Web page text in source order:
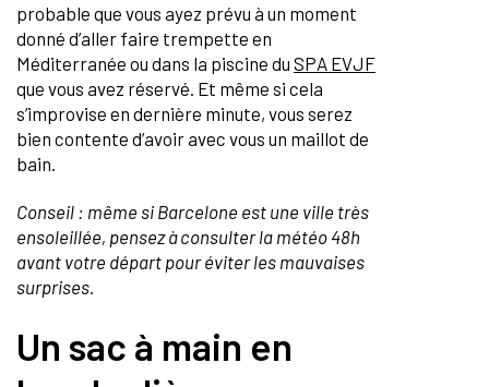
probable que vous ayez prévu à un moment
donné d’aller faire trempette en
Méditerranée ou dans la piscine du SPA EVJF
que vous avez réservé. Et même si cela
s’improvise en dernière minute, vous serez
bien contente d’avoir avec vous un maillot de
bain.
Conseil : même si Barcelone est une ville très
ensoleillée, pensez à consulter la météo 48h
avant votre départ pour éviter les mauvaises
surprises.
Un sac à main en